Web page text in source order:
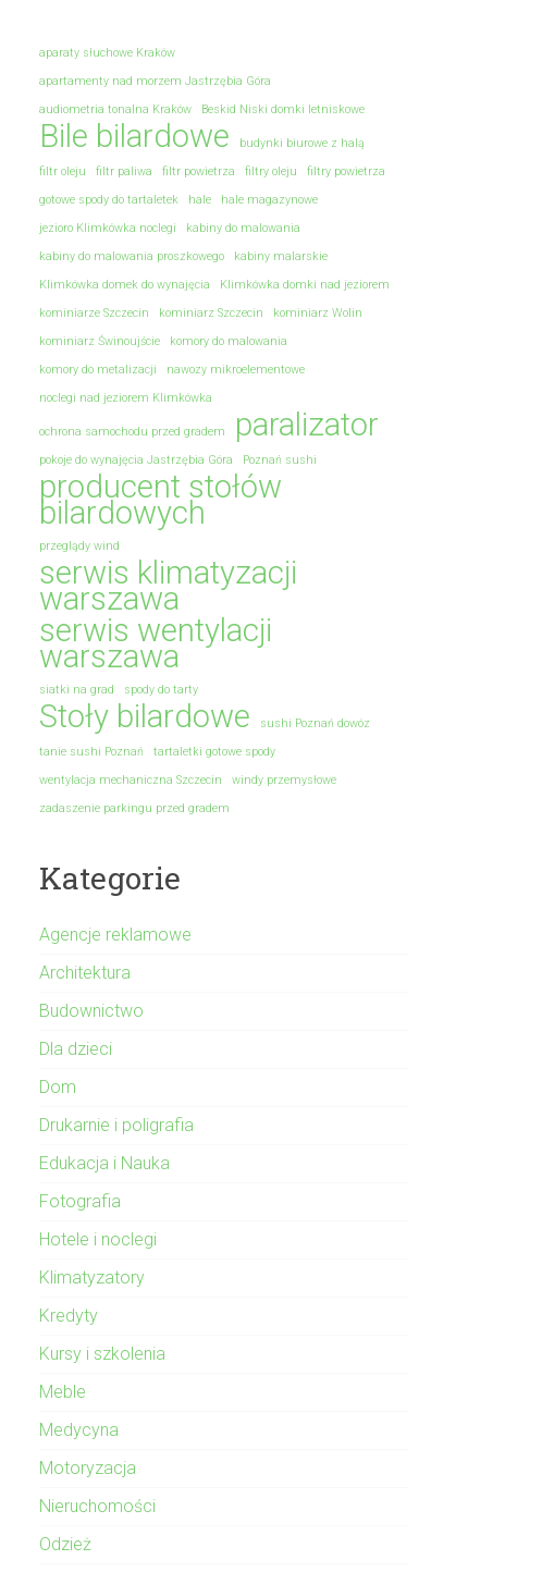
aparaty słuchowe Kraków
apartamenty nad morzem Jastrzębia Góra
audiometria tonalna Kraków
Beskid Niski domki letniskowe
Bile bilardowe
budynki biurowe z halą
filtr oleju
filtr paliwa filtr powietrza filtry oleju
filtry powietrza
gotowe spody do tartaletek
hale
hale magazynowe
jezioro Klimkówka noclegi
kabiny do malowania
kabiny do malowania proszkowego
kabiny malarskie
Klimkówka domek do wynajęcia
Klimkówka domki nad jeziorem
kominiarze Szczecin
kominiarz Szczecin
kominiarz Wolin
kominiarz Świnoujście
komory do malowania
komory do metalizacji
nawozy mikroelementowe
noclegi nad jeziorem Klimkówka
ochrona samochodu przed gradem paralizator
pokoje do wynajęcia Jastrzębia Góra Poznań sushi
producent stołów
bilardowych
przeglądy wind
serwis klimatyzacji
warszawa
serwis wentylacji
warszawa
siatki na grad spody do tarty
Stoły bilardowe
sushi Poznań dowóz
tanie sushi Poznań
tartaletki gotowe spody
wentylacja mechaniczna Szczecin
windy przemysłowe
zadaszenie parkingu przed gradem
Kategorie
Agencje reklamowe
Architektura
Budownictwo
Dla dzieci
Dom
Drukarnie i poligrafia
Edukacja i Nauka
Fotografia
Hotele i noclegi
Klimatyzatory
Kredyty
Kursy i szkolenia
Meble
Medycyna
Motoryzacja
Nieruchomości
Odzież